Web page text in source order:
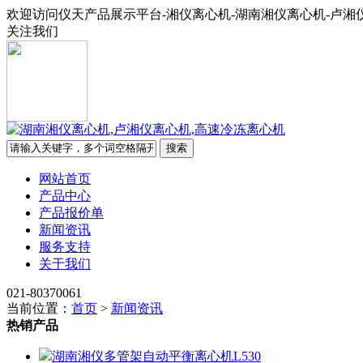
欢迎访问仪天产品展示平台-湘仪离心机-湖南湘仪离心机-卢湘
关注我们
网站首页
产品中心
产品报价单
新闻资讯
服务支持
关于我们
021-80370061
当前位置： 首页 > 新闻资讯
热销产品
湖南湘仪多管架自动平衡离心机L530